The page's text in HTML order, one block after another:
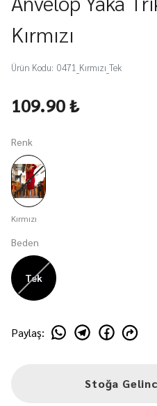
Kırmızı
Ürün Kodu: 0471_Kırmızı_Tek
109.90 ₺
Renk
Kırmızı
Beden
Tek
Paylaş:
Stoğa